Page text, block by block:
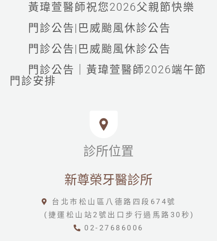
黃瑋萱醫師祝您2026父親節快樂
門診公告|巴威颱風休診公告
門診公告|巴威颱風休診公告
門診公告｜黃瑋萱醫師2026端午節
門診安排
診所位置
新尊榮牙醫診所
台北市松山區八德路四段674號
(捷運松山站2號出口步行過馬路30秒)
02-27686006